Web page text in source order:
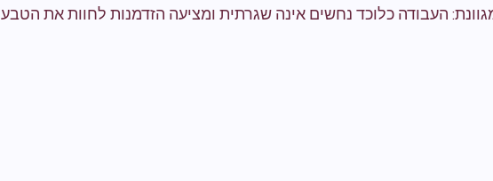
העבודה כלוכד נחשים אינה שגרתית ומציעה הזדמנות לחוות את הטבע